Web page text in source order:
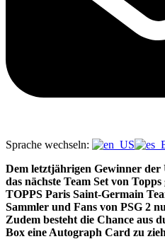
Sprache wechseln:
Dem letztjährigen Gewinner der
das nächste Team Set von
TOPPS Paris Saint-Germain
Sammler und Fans von PSG 2
Zudem besteht die Chance aus
Box eine Autograph Card zu